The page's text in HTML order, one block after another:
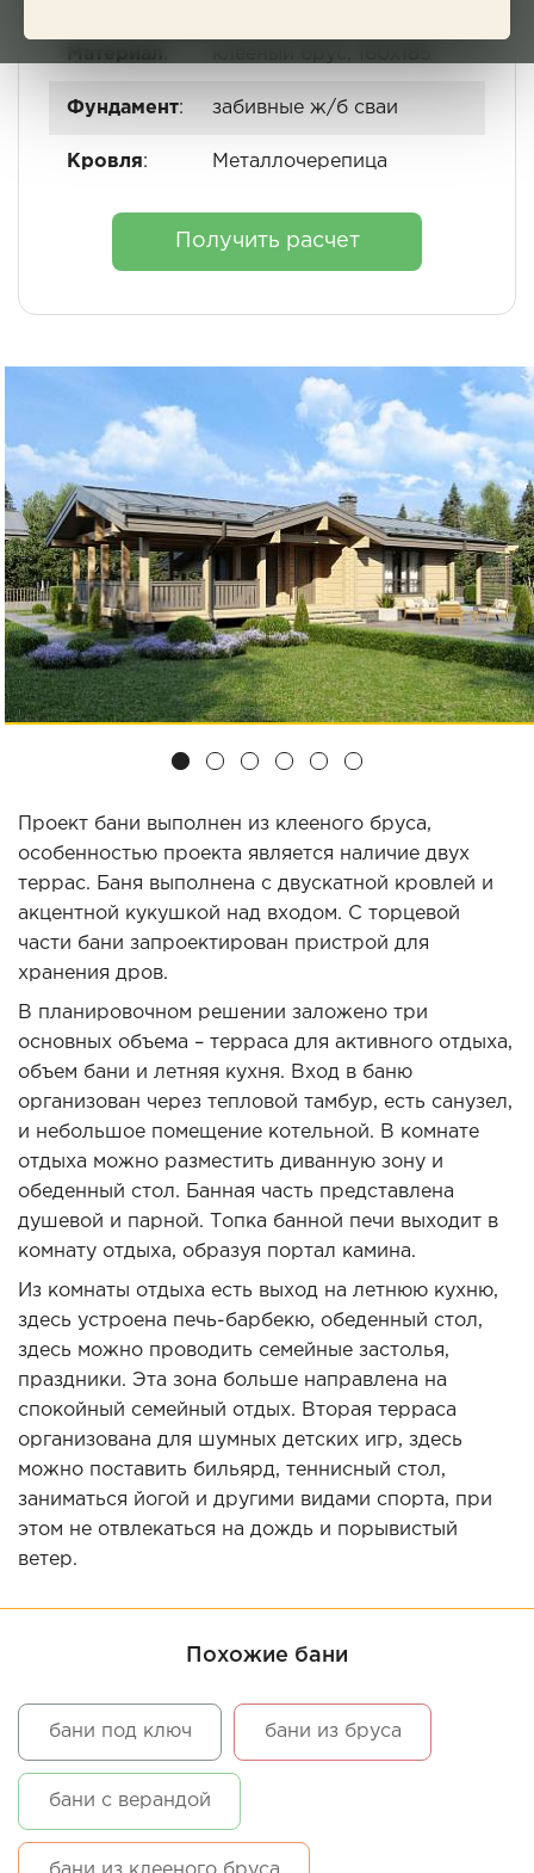
Фундамент: забивные ж/б сваи
Кровля: Металлочерепица
Получить расчет
Проект бани выполнен из клееного бруса,
особенностью проекта является наличие двух
террас. Баня выполнена с двускатной кровлей и
акцентной кукушкой над входом. С торцевой
части бани запроектирован пристрой для
хранения дров.
В планировочном решении заложено три
основных объема – терраса для активного отдыха,
объем бани и летняя кухня. Вход в баню
организован через тепловой тамбур, есть санузел,
и небольшое помещение котельной. В комнате
отдыха можно разместить диванную зону и
обеденный стол. Банная часть представлена
душевой и парной. Топка банной печи выходит в
комнату отдыха, образуя портал камина.
Из комнаты отдыха есть выход на летнюю кухню,
здесь устроена печь-барбекю, обеденный стол,
здесь можно проводить семейные застолья,
праздники. Эта зона больше направлена на
спокойный семейный отдых. Вторая терраса
организована для шумных детских игр, здесь
можно поставить бильярд, теннисный стол,
заниматься йогой и другими видами спорта, при
этом не отвлекаться на дождь и порывистый
ветер.
Похожие бани
бани под ключ бани из бруса
бани с верандой